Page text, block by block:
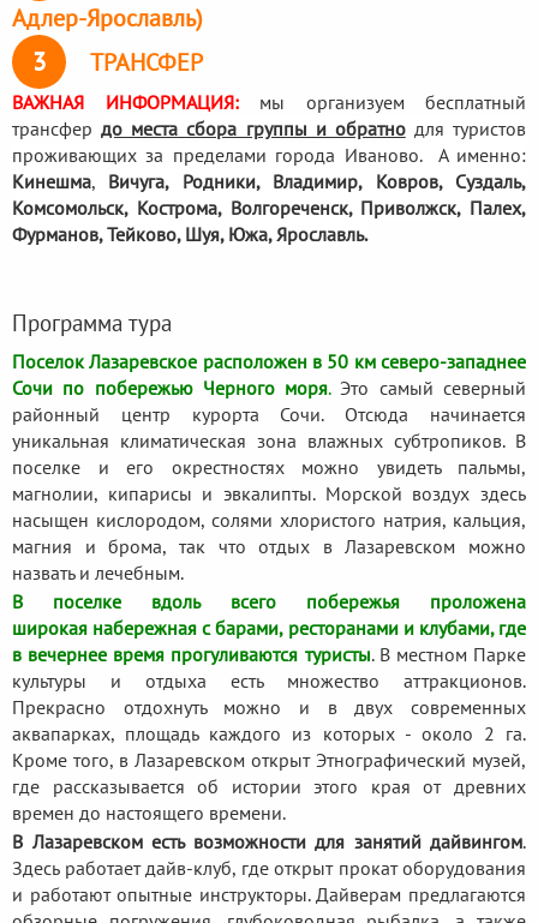
Адлер-Ярославль)
3 ТРАНСФЕР
ВАЖНАЯ ИНФОРМАЦИЯ:мы организуем бесплатный
трансфердо места сбора группы и обратнодля туристов
проживающих за пределами города Иваново. А именно:
Кинешма, Вичуга, Родники, Владимир, Ковров, Суздаль,
Комсомольск, Кострома, Волгореченск, Приволжск, Палех,
Фурманов, Тейково, Шуя, Южа, Ярославль.
Программа тура
Поселок Лазаревское расположен в 50 км северо-западнее
Сочи по побережью Черного моря.Это самый северный
районный центр курорта Сочи. Отсюда начинается
уникальная климатическая зона влажных субтропиков. В
поселке и его окрестностях можно увидеть пальмы,
магнолии, кипарисы и эвкалипты. Морской воздух здесь
насыщен кислородом, солями хлористого натрия, кальция,
магния и брома, так что отдых в Лазаревском можно
назвать и лечебным.
В поселке вдоль всего побережья проложена
широкая набережная с барами, ресторанами и клубами, где
в вечернее время прогуливаются туристы. В местном Парке
культуры и отдыха есть множество аттракционов.
Прекрасно отдохнуть можно и в двух современных
аквапарках, площадь каждого из которых - около 2 га.
Кроме того, в Лазаревском открыт Этнографический музей,
где рассказывается об истории этого края от древних
времен до настоящего времени.
В Лазаревском есть возможности для занятий дайвингом.
Здесь работает дайв-клуб, где открыт прокат оборудования
и работают опытные инструкторы. Дайверам предлагаются